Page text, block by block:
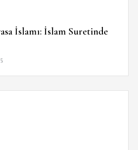
İslamı: İslam Suretinde